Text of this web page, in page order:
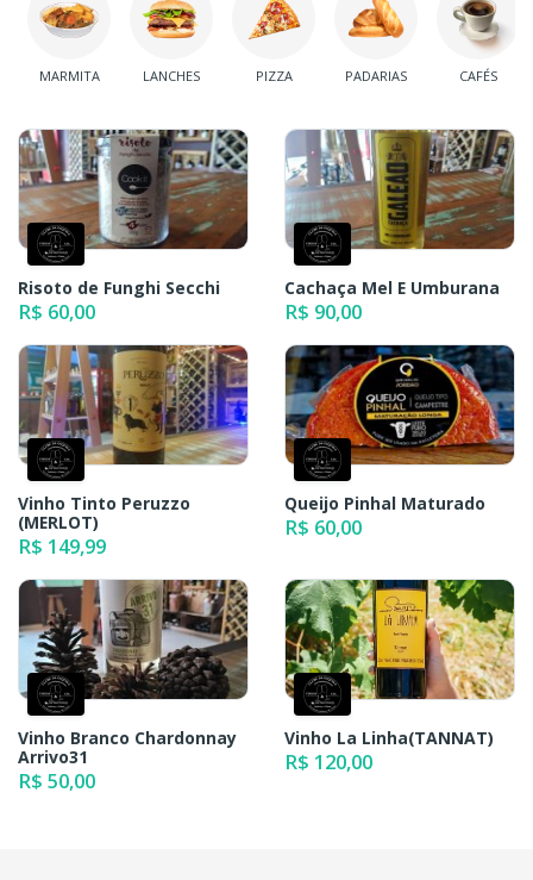
MARMITA LANCHES PIZZA PADARIAS CAFÉS
Risoto de Funghi Secchi
R$ 60,00
Cachaça Mel E Umburana
R$ 90,00
Vinho Tinto Peruzzo
(MERLOT)
R$ 149,99
Queijo Pinhal Maturado
R$ 60,00
Vinho Branco Chardonnay
Arrivo31
R$ 50,00
Vinho La Linha(TANNAT)
R$ 120,00